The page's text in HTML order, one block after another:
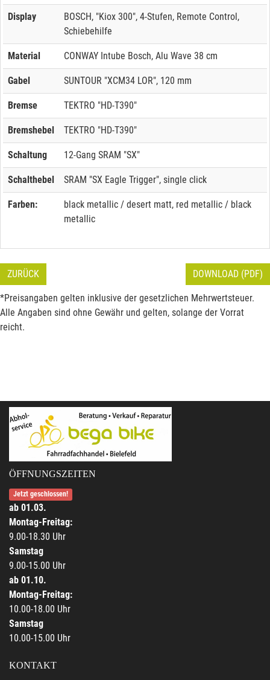
Display
BOSCH, "Kiox 300", 4-Stufen, Remote Control,
Schiebehilfe
Material CONWAY Intube Bosch, Alu Wave 38 cm
Gabel SUNTOUR "XCM34 LOR", 120 mm
Bremse TEKTRO "HD-T390"
Bremshebel TEKTRO "HD-T390"
Schaltung 12-Gang SRAM "SX"
Schalthebel SRAM "SX Eagle Trigger", single click
Farben:
black metallic / desert matt, red metallic / black
metallic
ZURÜCK DOWNLOAD (PDF)
*Preisangaben gelten inklusive der gesetzlichen Mehrwertsteuer.
Alle Angaben sind ohne Gewähr und gelten, solange der Vorrat
reicht.
ÖFFNUNGSZEITEN
Jetzt geschlossen!
ab 01.03.
Montag-Freitag:
9.00-18.30 Uhr
Samstag
9.00-15.00 Uhr
ab 01.10.
Montag-Freitag:
10.00-18.00 Uhr
Samstag
10.00-15.00 Uhr
KONTAKT